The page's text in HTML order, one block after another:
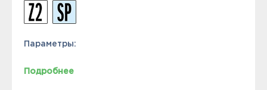
Параметры:
Подробнее